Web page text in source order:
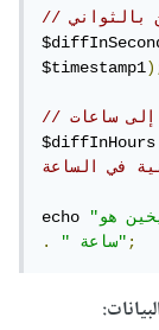
$timestamp1
echo
.
" ساعة";